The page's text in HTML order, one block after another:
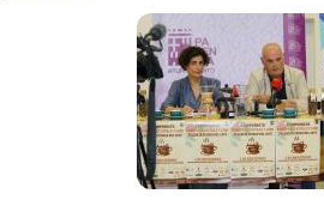
representarán
Palencia